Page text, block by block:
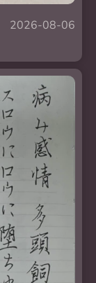
2026-08-06